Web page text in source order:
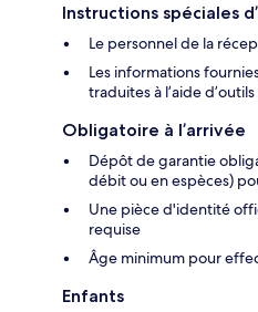
Instructions spéciales
Le personnel de la
Les informations
traduites à l’aide
Obligatoire à l’arrivée
Dépôt de garantie
débit ou en espèces)
Une pièce d'identité
requise
Âge minimum pour
Enfants